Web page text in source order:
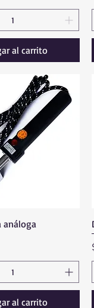
al carrito
rápida
análoga
al carrito